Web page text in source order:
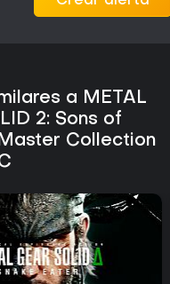
a METAL
2: Sons of
Collection